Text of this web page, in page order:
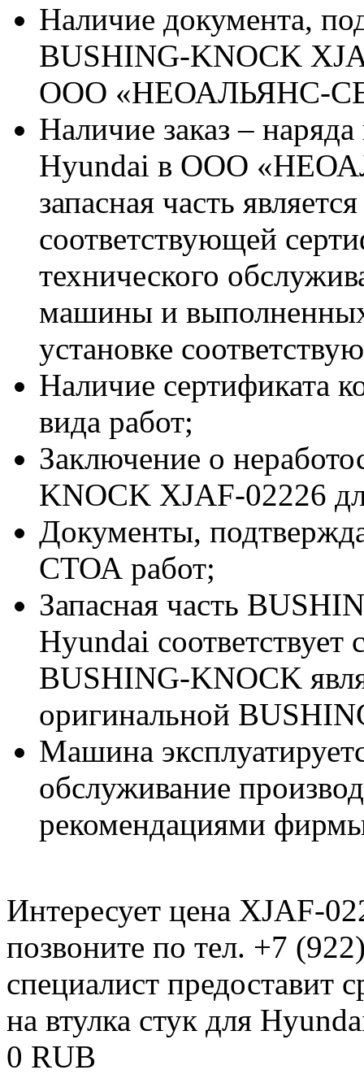
Наличие документа,
BUSHING-KNOCK
ООО «НЕОАЛЬЯНС-
Наличие заказ –
Hyundai в ООО
запасная часть
соответствующей
технического
машины и
установке
Наличие сертификата
вида работ;
Заключение о
KNOCK XJAF-02226
Документы,
СТОА работ;
Запасная часть
Hyundai
BUSHING-KNOCK
оригинальной
Машина
обслуживание
рекомендациями
Интересует цена XJAF-
позвоните по тел. +7
специалист предоставит
на втулка стук для
0 RUB